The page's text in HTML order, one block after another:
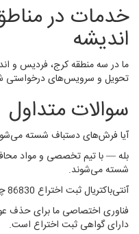
خدمات در
اندیشه
ما در سه منطقه کرج، فردیس و
تحویل و سرویس‌های درخواستی
سوالات متداول
آیا فرش‌های دستباف شسته
بله — با تیم تخصصی و مواد
شسته می‌شوند.
آنتی‌باکتریال ثبت اختراع 86830 چیست؟
فناوری اختصاصی ما برای حذف
دارای گواهی ثبت اختراع است.